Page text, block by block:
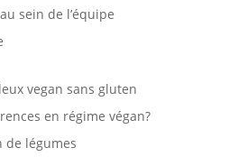
sein de l’équipe
vegan sans gluten
en régime végan?
légumes